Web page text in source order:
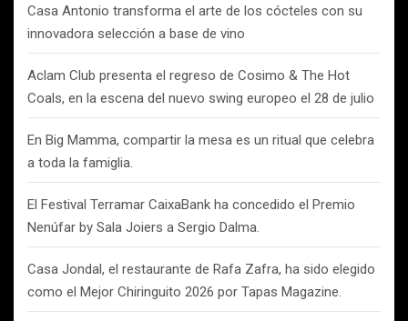
Casa Antonio transforma el arte de los cócteles con su
innovadora selección a base de vino
Aclam Club presenta el regreso de Cosimo & The Hot
Coals, en la escena del nuevo swing europeo el 28 de julio
En Big Mamma, compartir la mesa es un ritual que celebra
a toda la famiglia.
El Festival Terramar CaixaBank ha concedido el Premio
Nenúfar by Sala Joiers a Sergio Dalma.
Casa Jondal, el restaurante de Rafa Zafra, ha sido elegido
como el Mejor Chiringuito 2026 por Tapas Magazine.